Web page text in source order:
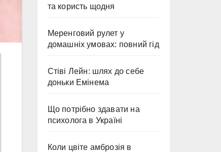
та користь щодня
Меренговий рулет у
домашніх умовах: повний гід
Стіві Лейн: шлях до себе
доньки Емінема
Що потрібно здавати на
психолога в Україні
Коли цвіте амброзія в